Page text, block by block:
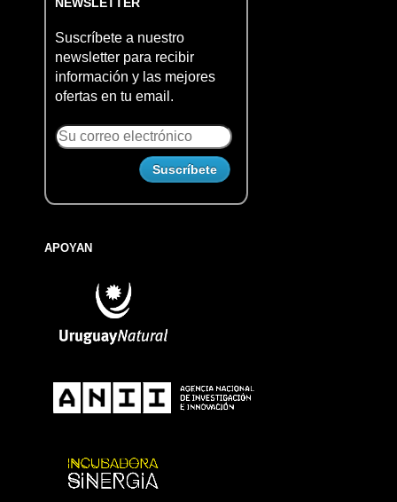
NEWSLETTER
Suscríbete a nuestro
newsletter para recibir
información y las mejores
ofertas en tu email.
APOYAN